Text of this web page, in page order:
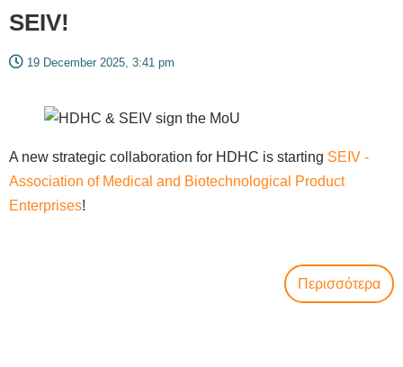
SEIV!
19 December 2025, 3:41 pm
A new strategic collaboration for HDHC is starting SEIV -
Association of Medical and Biotechnological Product
Enterprises!
Περισσότερα